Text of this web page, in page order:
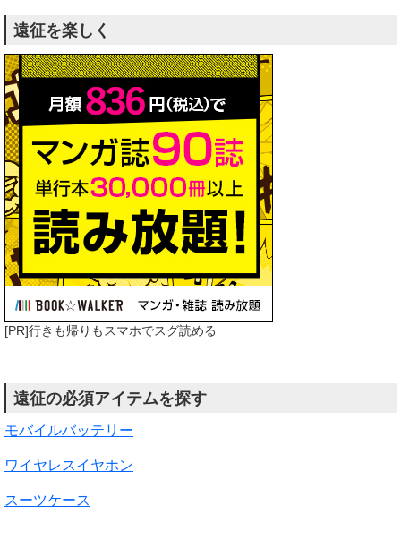
遠征を楽しく
[PR]行きも帰りもスマホでスグ読める
遠征の必須アイテムを探す
モバイルバッテリー
ワイヤレスイヤホン
スーツケース